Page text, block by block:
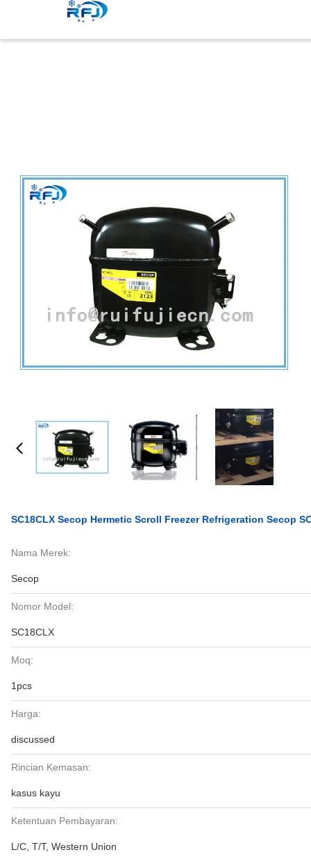
SC18CLX Secop Hermetic Scroll Freezer Refrigeration Secop
Nama Merek:
Secop
Nomor Model:
SC18CLX
Moq:
1pcs
Harga:
discussed
Rincian Kemasan:
kasus kayu
Ketentuan Pembayaran:
L/C, T/T, Western Union